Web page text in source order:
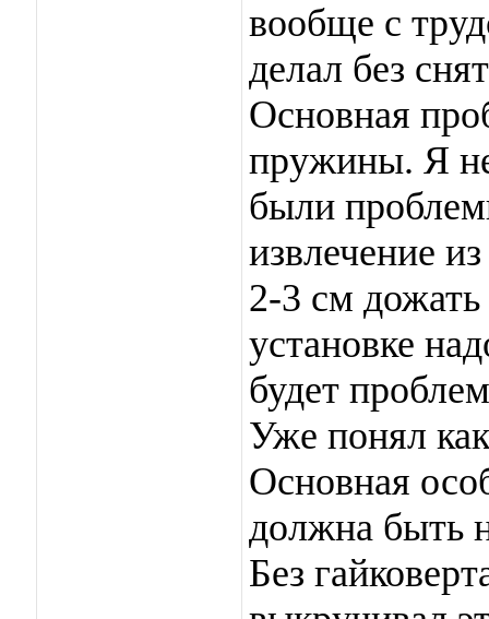
вообще с
делал без
Основная
пружины. Я
были
извлечение
2-3 см
установке
будет
Уже понял
Основная
должна быть
Без